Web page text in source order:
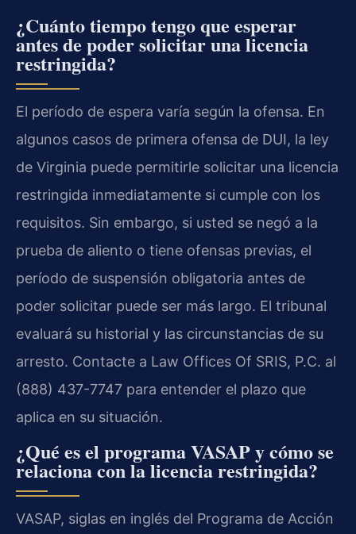
¿Cuánto tiempo tengo que esperar
antes de poder solicitar una licencia
restringida?
El período de espera varía según la ofensa. En
algunos casos de primera ofensa de DUI, la ley
de Virginia puede permitirle solicitar una licencia
restringida inmediatamente si cumple con los
requisitos. Sin embargo, si usted se negó a la
prueba de aliento o tiene ofensas previas, el
período de suspensión obligatoria antes de
poder solicitar puede ser más largo. El tribunal
evaluará su historial y las circunstancias de su
arresto. Contacte a Law Offices Of SRIS, P.C. al
(888) 437-7747 para entender el plazo que
aplica en su situación.
¿Qué es el programa VASAP y cómo se
relaciona con la licencia restringida?
VASAP, siglas en inglés del Programa de Acción